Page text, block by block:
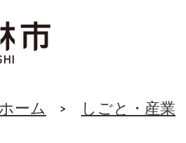
ホーム しごと・産業